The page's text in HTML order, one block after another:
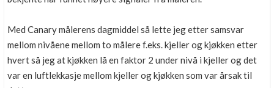
Med Canary målerens dagmiddel så lette jeg etter samsvar
mellom nivåene mellom to målere f.eks. kjeller og kjøkken etter
hvert så jeg at kjøkken lå en faktor 2 under nivå i kjeller og det
var en luftlekkasje mellom kjeller og kjøkken som var årsak til